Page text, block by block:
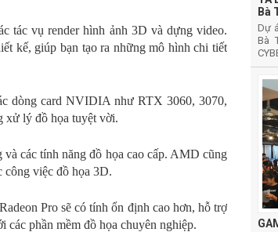
tác vụ render hình ảnh 3D và dựng video.
kế, giúp bạn tạo ra những mô hình chi tiết
dòng card NVIDIA như RTX 3060, 3070,
xử lý đồ họa tuyệt vời.
các tính năng đồ họa cao cấp. AMD cũng
công việc đồ họa 3D.
Pro sẽ có tính ổn định cao hơn, hỗ trợ
phần mềm đồ họa chuyên nghiệp.
Bà
Dự
Bà
cao